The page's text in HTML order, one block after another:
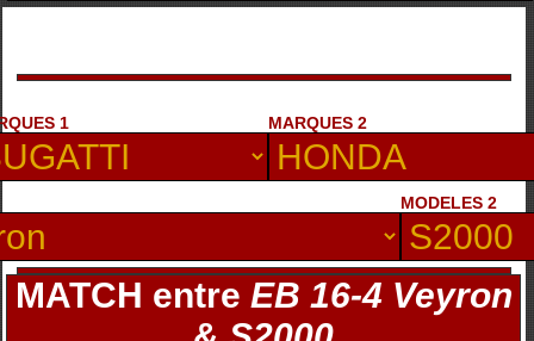
1 MARQUES 2
MODELES 2
MATCH entre EB 16-4 Veyron